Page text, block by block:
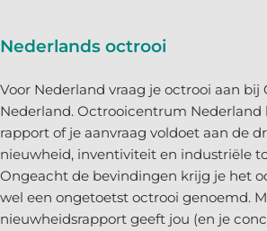
Nederlands octrooi
Voor Nederland vraag je octrooi aan
Nederland. Octrooicentrum Nederland
rapport of je aanvraag voldoet aan de
nieuwheid, inventiviteit en industriële
Ongeacht de bevindingen krijg je het
wel een ongetoetst octrooi genoemd.
nieuwheidsrapport geeft jou (en je